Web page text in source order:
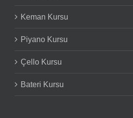
Keman Kursu
Piyano Kursu
Çello Kursu
Bateri Kursu